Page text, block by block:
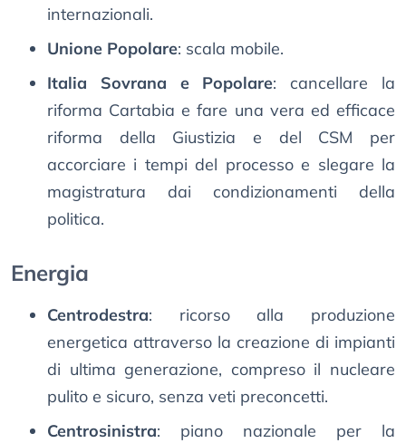
internazionali.
Unione Popolare: scala mobile.
Italia Sovrana e Popolare: cancellare la
riforma Cartabia e fare una vera ed efficace
riforma della Giustizia e del CSM per
accorciare i tempi del processo e slegare la
magistratura dai condizionamenti della
politica.
Energia
Centrodestra: ricorso alla produzione
energetica attraverso la creazione di impianti
di ultima generazione, compreso il nucleare
pulito e sicuro, senza veti preconcetti.
Centrosinistra: piano nazionale per la